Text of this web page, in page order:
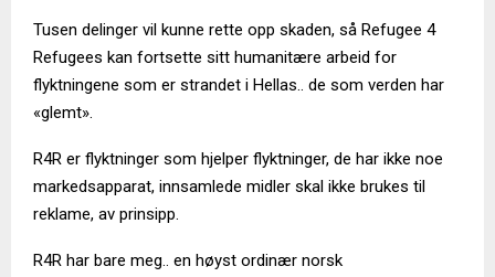
Tusen delinger vil kunne rette opp skaden, så Refugee 4
Refugees kan fortsette sitt humanitære arbeid for
flyktningene som er strandet i Hellas.. de som verden har
«glemt».
R4R er flyktninger som hjelper flyktninger, de har ikke noe
markedsapparat, innsamlede midler skal ikke brukes til
reklame, av prinsipp.
R4R har bare meg.. en høyst ordinær norsk